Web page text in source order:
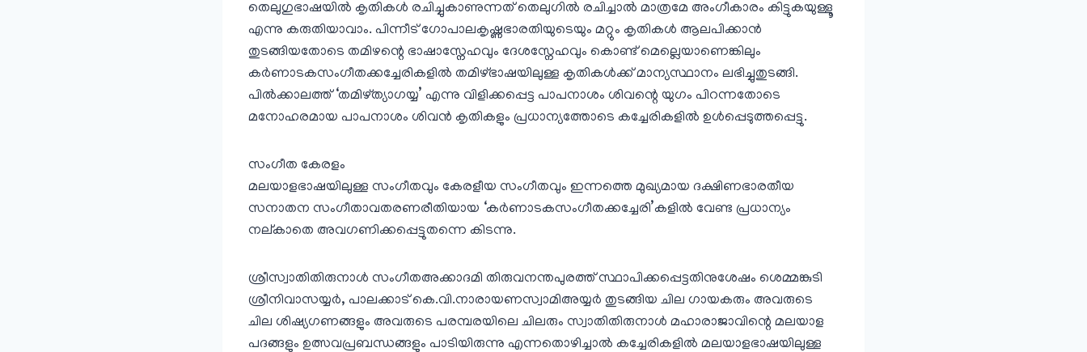
തെലുഗുഭാഷയില്‍ കൃതികള്‍ രചിച്ചുകാണുന്നത് തെലുഗില്‍ രചിച്ചാല്‍ മാത്രമേ അംഗീകാരം കിട്ടുകയുള്ളൂ
എന്നു കരുതിയാവാം. പിന്നീട് ഗോപാലകൃഷ്ണഭാരതിയുടെയും മറ്റും കൃതികള്‍ ആലപിക്കാന്‍
തുടങ്ങിയതോടെ തമിഴന്റെ ഭാഷാസ്നേഹവും ദേശസ്നേഹവും കൊണ്ട് മെല്ലെയാണെങ്കിലും
കര്‍ണാടകസംഗീതക്കച്ചേരികളില്‍ തമിഴ്ഭാഷയിലുള്ള കൃതികള്‍ക്ക് മാന്യസ്ഥാനം ലഭിച്ചുതുടങ്ങി.
പില്‍ക്കാലത്ത് ‘തമിഴ്ത്യാഗയ്യ’ എന്നു വിളിക്കപ്പെട്ട പാപനാശം ശിവന്റെ യുഗം പിറന്നതോടെ
മനോഹരമായ പാപനാശം ശിവന്‍ കൃതികളും പ്രധാന്യത്തോടെ കച്ചേരികളില്‍ ഉള്‍പ്പെടുത്തപ്പെട്ടു.
സംഗീത കേരളം
മലയാളഭാഷയിലുള്ള സംഗീതവും കേരളീയ സംഗീതവും ഇന്നത്തെ മുഖ്യമായ ദക്ഷിണഭാരതീയ
സനാതന സംഗീതാവതരണരീതിയായ ‘കര്‍ണാടകസംഗീതക്കച്ചേരി’കളില്‍ വേണ്ട പ്രധാന്യം
നല്കാതെ അവഗണിക്കപ്പെട്ടുതന്നെ കിടന്നു.
ശ്രീസ്വാതിതിരുനാള്‍ സംഗീതഅക്കാദമി തിരുവനന്തപുരത്ത് സ്ഥാപിക്കപ്പെട്ടതിനുശേഷം ശെമ്മങ്കുടി
ശ്രീനിവാസയ്യര്‍, പാലക്കാട് കെ.വി.നാരായണസ്വാമിഅയ്യര്‍ തുടങ്ങിയ ചില ഗായകരും അവരുടെ
ചില ശിഷ്യഗണങ്ങളും അവരുടെ പരമ്പരയിലെ ചിലരും സ്വാതിതിരുനാള്‍ മഹാരാജാവിന്റെ മലയാള
പദങ്ങളും ഉത്സവപ്രബന്ധങ്ങളും പാടിയിരുന്നു എന്നതൊഴിച്ചാല്‍ കച്ചേരികളില്‍ മലയാളഭാഷയിലുള്ള